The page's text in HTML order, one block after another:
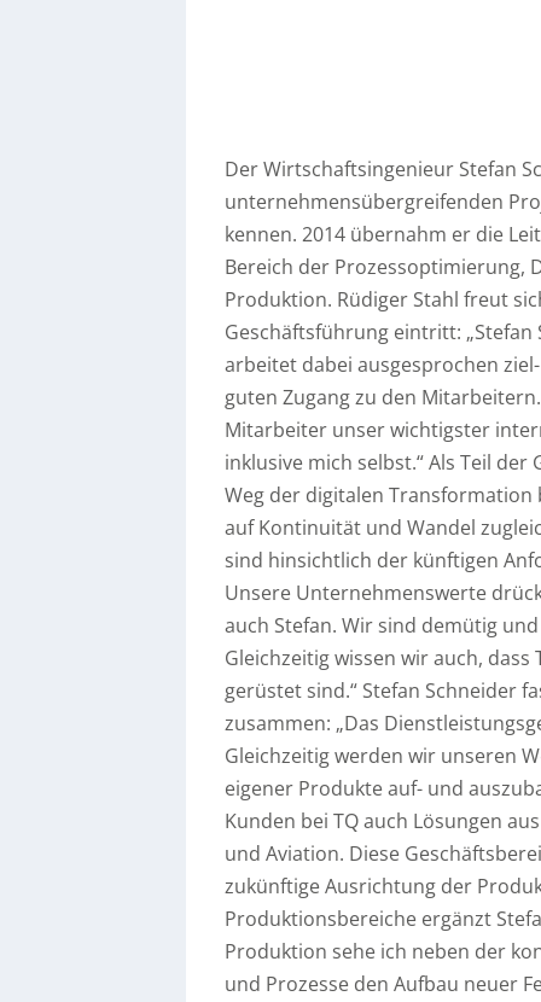
Der Wirtschaftsingenieur Stefan
unternehmensübergreifenden
kennen. 2014 übernahm er die
Bereich der Prozessoptimierung,
Produktion. Rüdiger Stahl freut
Geschäftsführung eintritt:
arbeitet dabei ausgesprochen
guten Zugang zu den
Mitarbeiter unser wichtigster
inklusive mich selbst.“ Als Teil
Weg der digitalen Transformation
auf Kontinuität und Wandel
sind hinsichtlich der künftigen
Unsere Unternehmenswerte
auch Stefan. Wir sind demütig
Gleichzeitig wissen wir auch,
gerüstet sind.“ Stefan Schneider
zusammen: „Das
Gleichzeitig werden wir unseren
eigener Produkte auf- und
Kunden bei TQ auch Lösungen
und Aviation. Diese
zukünftige Ausrichtung der
Produktionsbereiche ergänzt
Produktion sehe ich neben der
und Prozesse den Aufbau neuer